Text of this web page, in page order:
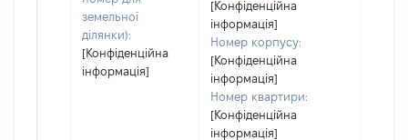
земельної
ділянки):
[Конфіденційна
інформація]
[Конфіденційна
інформація]
Номер корпусу:
[Конфіденційна
інформація]
Номер квартири:
[Конфіденційна
інформація]